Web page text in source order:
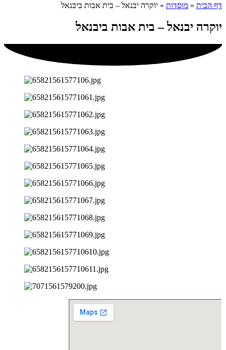
דף הבית » מוסדות » יוקרה יבנאל – בית אבות ביבנאל
יוקרה יבנאל – בית אבות ביבנאל